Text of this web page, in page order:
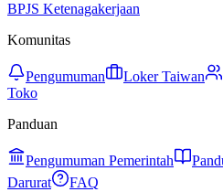
BPJS Ketenagakerjaan
Komunitas
Pengumuman Loker Taiwan
Toko
Panduan
Pengumuman Pemerintah
Darurat
FAQ